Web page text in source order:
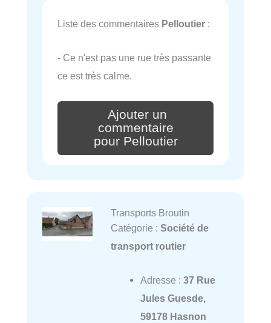
Liste des commentaires Pelloutier :
- Ce n'est pas une rue très passante
ce est très calme.
Ajouter un
commentaire
pour Pelloutier
Transports Broutin
Catégorie : Société de
transport routier
Adresse : 37 Rue
Jules Guesde,
59178 Hasnon